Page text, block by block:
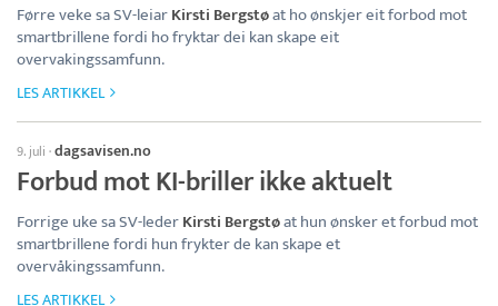
Førre veke sa SV-leiarKirsti Bergstøat ho ønskjer eit forbod mot
smartbrillene fordi ho fryktar dei kan skape eit
overvakingssamfunn.
LES ARTIKKEL
9. juli ·dagsavisen.no
Forbud mot KI-briller ikke aktuelt
Forrige uke sa SV-lederKirsti Bergstøat hun ønsker et forbud mot
smartbrillene fordi hun frykter de kan skape et
overvåkingssamfunn.
LES ARTIKKEL